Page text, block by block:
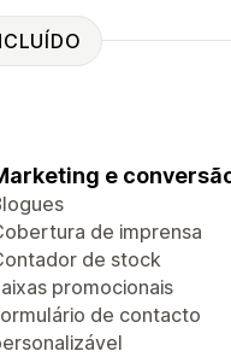
e
de imprensa
de stock
promocionais
de contacto